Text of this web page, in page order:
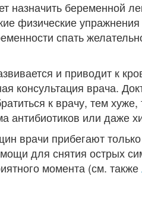
назначить беременной
физические
спать
и приводит к
консультация врача.
к врачу, тем хуже,
или даже
врачи прибегают
для снятия острых
момента (см. также